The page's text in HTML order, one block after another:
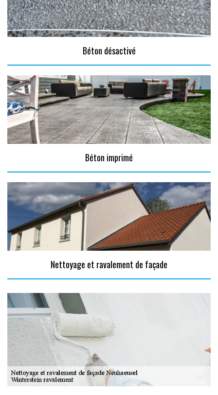
Béton désactivé
Béton imprimé
Nettoyage et ravalement de façade